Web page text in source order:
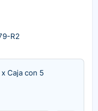
R2
Caja con 5